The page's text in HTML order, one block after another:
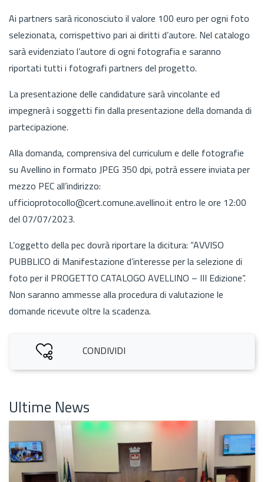
Ai partners sarà riconosciuto il valore 100 euro per ogni foto
selezionata, corrispettivo pari ai diritti d’autore. Nel catalogo
sarà evidenziato l’autore di ogni fotografia e saranno
riportati tutti i fotografi partners del progetto.
La presentazione delle candidature sarà vincolante ed
impegnerà i soggetti fin dalla presentazione della domanda di
partecipazione.
Alla domanda, comprensiva del curriculum e delle fotografie
su Avellino in formato JPEG 350 dpi, potrà essere inviata per
mezzo PEC all’indirizzo:
ufficioprotocollo@cert.comune.avellino.it entro le ore 12:00
del 07/07/2023.
L’oggetto della pec dovrà riportare la dicitura: “AVVISO
PUBBLICO di Manifestazione d’interesse per la selezione di
foto per il PROGETTO CATALOGO AVELLINO – III Edizione”.
Non saranno ammesse alla procedura di valutazione le
domande ricevute oltre la scadenza.
CONDIVIDI
Ultime News